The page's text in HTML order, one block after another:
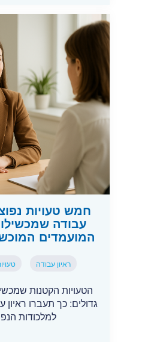
חמש טעויות
עבודה
המועמדים
ראיון עבודה
הטעויות הקטנות
גדולים: כך תעברו ראיון
למלכודות